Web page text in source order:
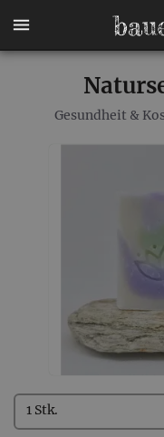
Gesundheit &
Kaufen
1 Stk.